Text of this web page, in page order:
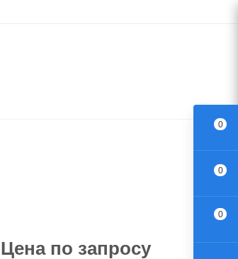
Цена по запросу
0
0
0